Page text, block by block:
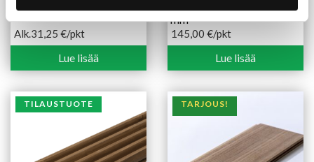
15X95 mm STS/4 TK
Alk.31,25 €
Hintaluokka:
-
/pkt
Lue lisää
haapapaneeli KARE 15X90
mm
145,00 €/pkt
Lue lisää
TILAUSTUOTE TARJOUS!